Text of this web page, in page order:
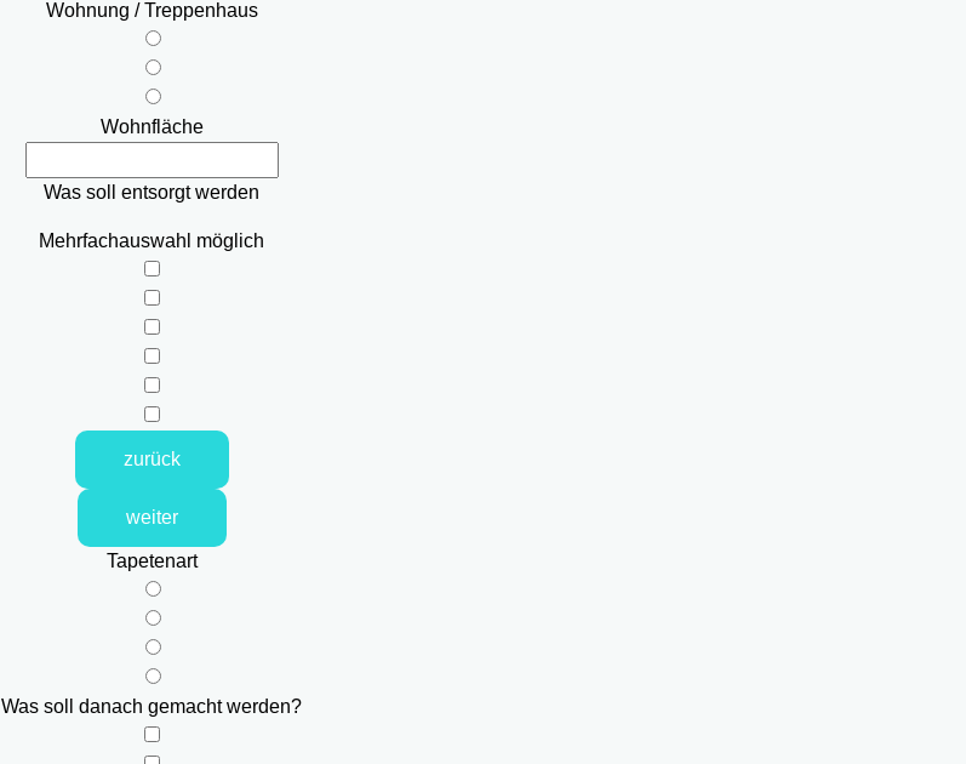
Wohnung / Treppenhaus
Wohnfläche
Was soll entsorgt werden
Mehrfachauswahl möglich
zurück
weiter
Tapetenart
Was soll danach gemacht werden?